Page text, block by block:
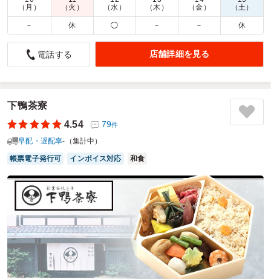
配達時間：
8:30～18:00
お肉もお魚も美味しくて贅沢なお弁当
5.0
した。
特にローストビーフが柔らかくてコクのある牛肉で美味しか
ったです。
うなぎや蟹といくらのちらし寿司も華やかで良かったです。
煮物も上品な味付けで野菜やお肉やお魚の食材のバランスも
分量も丁度良い量で食べ応えがありました。
冷めていても美味しいお弁当で、職場のみんなに大好評でし
た。
ご利用シーン：懇親会›忘年会
参加者の年齢：50代～60代男女比：女性多め
神奈川県相模原市南区南台2025/12/27
（月）
（火）
（水）
（木）
（金）
（土）
－ 休 ◯ － － 休
電話する 店舗詳細を見る
下鴨茶寮
4.54
79件
早配・遅配率-（集計中）
帳票電子発行可 インボイス対応 和食